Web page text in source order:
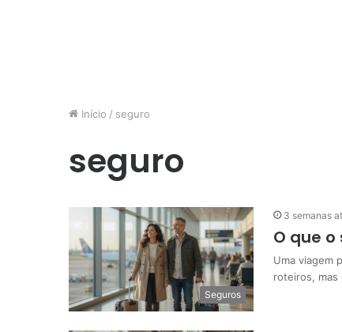
Início / seguro
seguro
Seguros
3 semanas
O que
Uma viagem
roteiros,